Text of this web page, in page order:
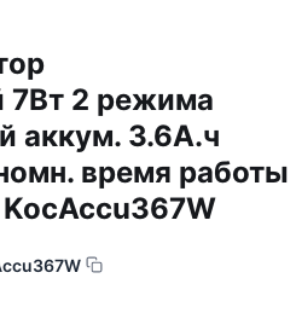
7Вт 2 режима
аккум. 3.6А.ч
время работы